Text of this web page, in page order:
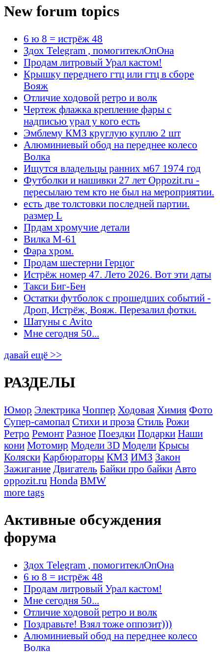
New forum topics
6 ю 8 = истрёж 48
Здох Telegram , помогитеклОпОна
Продам литровый Урал кастом!
Крышку переднего гтц или гтц в сборе
Вояж
Отличие ходовой ретро и волк
Чертеж флажка крепление фары с
надписью урал у кого есть
Эмблему КМЗ круглую куплю 2 шт
Алюминиевый обод на переднее колесо
Волка
Ищутся владельцы ранних м67 1974 год
Футболки и нашивки 27 лет Oppozit.ru -
пересылаю тем кто не был на мероприятии.
есть две толстовки последней партии.
размер L
Прдам хромучие детали
Вилка М-61
Фара хром.
Продам шестерни Герцог
Истрёж номер 47. Лето 2026. Вот эти даты
Такси Биг-Бен
Остатки футболок с прошедших событий -
Дроп, Истрёж, Вояж. Перезалил фотки.
Шатуны с Avito
Мне сегодня 50...
давай ещё >>
РАЗДЕЛЫ
Юмор Электрика Чоппер Ходовая Химия Фото
Супер-самопал Стихи и проза Стиль Рожи
Ретро Ремонт Разное Поездки Подарки Наши
кони Мотомир Модели 3D Модели Крысы
Коляски Карбюраторы КМЗ ИМЗ Закон
Зажигание Двигатель Байки про байки Авто
oppozit.ru Honda BMW
more tags
Активные обсуждения
форума
Здох Telegram , помогитеклОпОна
6 ю 8 = истрёж 48
Продам литровый Урал кастом!
Мне сегодня 50...
Отличие ходовой ретро и волк
Поздравьте! Взял тоже оппозит)))
Алюминиевый обод на переднее колесо
Волка